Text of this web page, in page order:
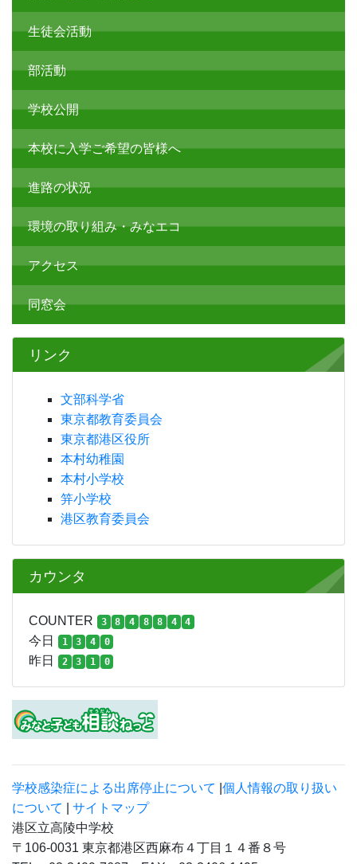
学校ブログ
学校概要・経営計画等
校長あいさつ
学校だより・学年だより
給食室からのお知らせ
生徒会活動
学校公開
本校に入学ご希望の皆様へ
進路の状況
環境の取り組み・みなエコ
アクセス
同窓会
リンク
文部科学省
東京都港区役所
本村幼稚園
本村小学校
笄小学校
港区教育委員会
カウンタ
COUNTER 3 8 4 8
今日 1 3 4 0
昨日 2 3 1 0